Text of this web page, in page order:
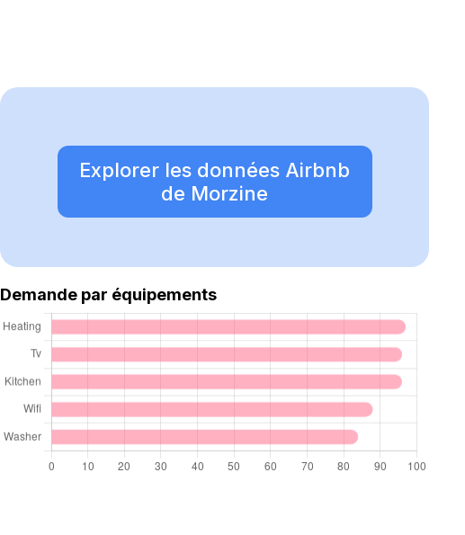
Explorer les données Airbnb
de Morzine
Demande par équipements